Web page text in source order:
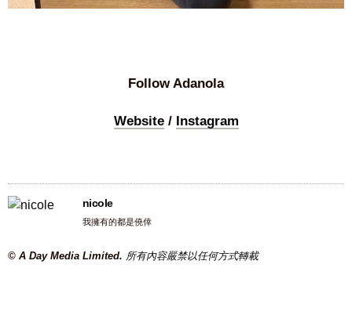
Follow Adanola
Website/ Instagram
nicole
我擁有的都是僥倖
© A Day Media Limited. 所有內容嚴禁以任何方式轉載